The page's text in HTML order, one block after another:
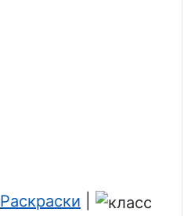
Раскраски